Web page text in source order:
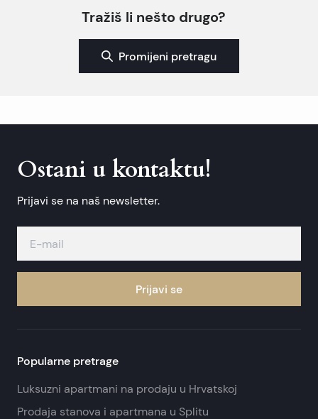
Tražiš li nešto drugo?
Promijeni pretragu
Ostani u kontaktu!
Prijavi se na naš newsletter.
Prijavi se
Popularne pretrage
Luksuzni apartmani na prodaju u Hrvatskoj
Prodaja stanova i apartmana u Splitu